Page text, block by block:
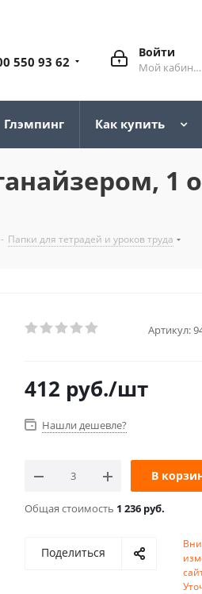
Войти
Мой кабинет
550 93 62
Глэмпинг Как купить
1
- Папки для тетрадей и уроков труда
Артикул:
412 руб./шт
Нашли дешевле?
В
Общая стоимость 1 236 руб.
Поделиться